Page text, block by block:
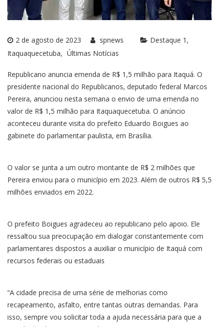
2 de agosto de 2023 spnews
Destaque 1
Itaquaquecetuba
Últimas Notícias
Republicano anuncia emenda de R$ 1,5 milhão para Itaquá. O
presidente nacional do Republicanos, deputado federal Marcos
Pereira, anunciou nesta semana o envio de uma emenda no
valor de R$ 1,5 milhão para Itaquaquecetuba. O anúncio
aconteceu durante visita do prefeito Eduardo Boigues ao
gabinete do parlamentar paulista, em Brasília.
O valor se junta a um outro montante de R$ 2 milhões que
Pereira enviou para o município em 2023. Além de outros R$ 5,5
milhões enviados em 2022.
O prefeito Boigues agradeceu ao republicano pelo apoio. Ele
ressaltou sua preocupação em dialogar constantemente com
parlamentares dispostos a auxiliar o município de Itaquá com
recursos federais ou estaduais
“A cidade precisa de uma série de melhorias como
recapeamento, asfalto, entre tantas outras demandas. Para
isso, sempre vou solicitar toda a ajuda necessária para que a